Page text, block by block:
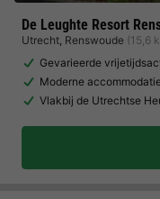
De Leughte Resort
Utrecht, Renswoude (15,6
Gevarieerde
Moderne
Vlakbij de Utrechtse